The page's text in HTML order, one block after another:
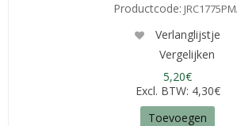
Productcode:
Verlanglijstje
Vergelijken
5,20€
Excl. BTW: 4,30€
Toevoegen